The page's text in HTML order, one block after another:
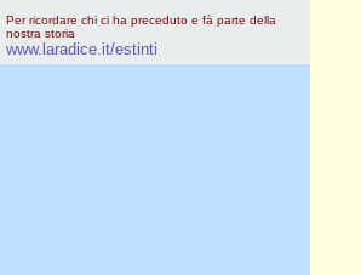
Per ricordare chi ci ha preceduto e fà parte della
nostra storia
www.laradice.it/estinti